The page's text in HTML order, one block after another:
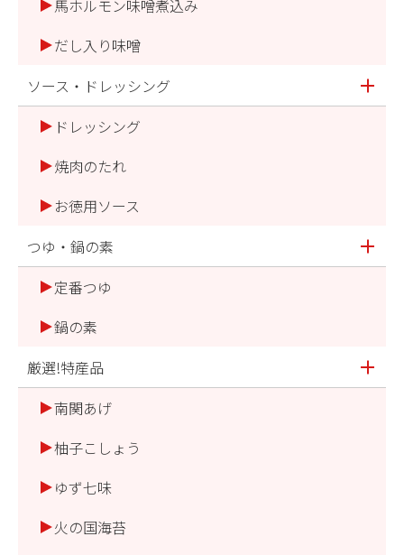
馬ホルモン味噌煮込み
だし入り味噌
ソース・ドレッシング
ドレッシング
焼肉のたれ
お徳用ソース
つゆ・鍋の素
定番つゆ
鍋の素
厳選!特産品
南関あげ
柚子こしょう
ゆず七味
火の国海苔